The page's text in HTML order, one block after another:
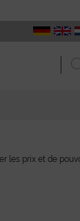
les prix et de